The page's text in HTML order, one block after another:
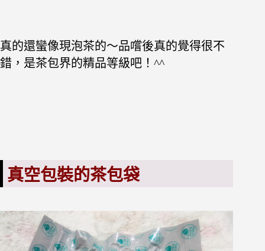
真的還蠻像現泡茶的～品嚐後真的覺得很不
錯，是茶包界的精品等級吧！^^
真空包裝的茶包袋